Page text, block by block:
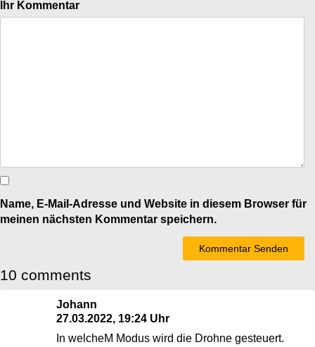
Ihr Kommentar
Name, E-Mail-Adresse und Website in diesem Browser für
meinen nächsten Kommentar speichern.
10 comments
Johann
27.03.2022, 19:24 Uhr
In welcheM Modus wird die Drohne gesteuert.